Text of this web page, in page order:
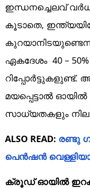
ഇന്ധനച്ചെലവ്
കൂടാതെ,
ഏകദേശം 40 –
മയപ്പെട്ടാൽ
സാധ്യതകളും നില
ALSO READ: രണ്ടു
പെൻഷൻ
ക്രൂഡ് ഓയിൽ